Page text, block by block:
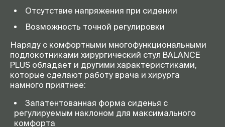
Отсутствие напряжения при сидении
Возможность точной регулировки
Наряду с комфортными многофункциональными
подлокотниками хирургический стул BALANCE
PLUS обладает и другими характеристиками,
которые сделают работу врача и хирурга
намного приятнее:
Запатентованная форма сиденья с
регулируемым наклоном для максимального
комфорта